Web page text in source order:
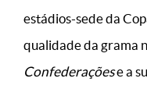
estádios-sede da
qualidade da grama
Confederaçõese a